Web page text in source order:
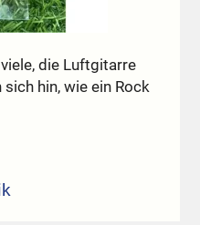
die Luftgitarre
hin, wie ein Rock